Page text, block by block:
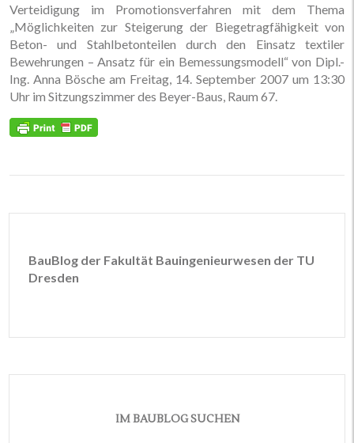
Verteidigung im Promotionsverfahren mit dem Thema
„Möglichkeiten zur Steigerung der Biegetragfähigkeit von
Beton- und Stahlbetonteilen durch den Einsatz textiler
Bewehrungen – Ansatz für ein Bemessungsmodell“ von Dipl.-
Ing. Anna Bösche am Freitag, 14. September 2007 um 13:30
Uhr im Sitzungszimmer des Beyer-Baus, Raum 67.
BauBlog der Fakultät Bauingenieurwesen der TU
Dresden
IM BAUBLOG SUCHEN